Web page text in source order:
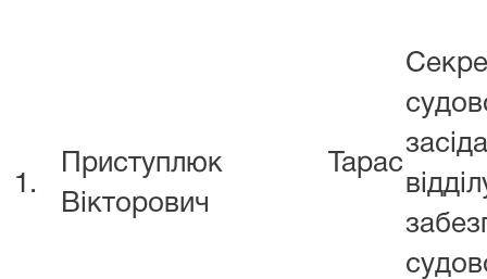
1.
Приступлюк Тарас
Вікторович